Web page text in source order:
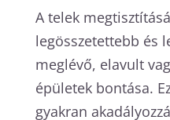
A telek
legösszetettebb és
meglévő, elavult
épületek bontása.
gyakran